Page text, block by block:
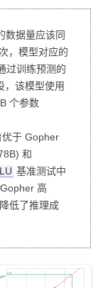
数据量应该同
，模型对应的
过训练预测的
，该模型使用
个参数
于 Gopher
和
基准测试中
高
低了推理成